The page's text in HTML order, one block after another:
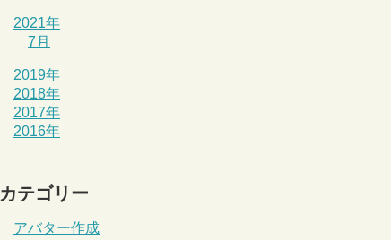
2021年
7月
2019年
2018年
2017年
2016年
カテゴリー
アバター作成